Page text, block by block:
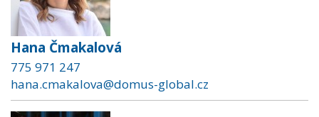
Hana Čmakalová
775 971 247
hana.cmakalova@domus-global.cz